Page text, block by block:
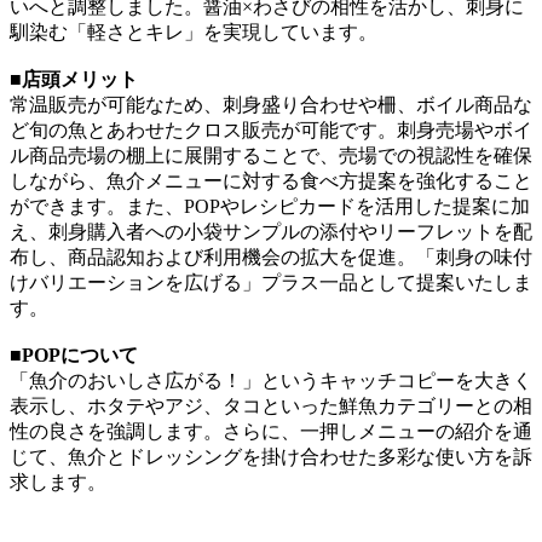
いへと調整しました。醤油×わさびの相性を活かし、刺身に
馴染む「軽さとキレ」を実現しています。
■店頭メリット
常温販売が可能なため、刺身盛り合わせや柵、ボイル商品な
ど旬の魚とあわせたクロス販売が可能です。刺身売場やボイ
ル商品売場の棚上に展開することで、売場での視認性を確保
しながら、魚介メニューに対する食べ方提案を強化すること
ができます。また、POPやレシピカードを活用した提案に加
え、刺身購入者への小袋サンプルの添付やリーフレットを配
布し、商品認知および利用機会の拡大を促進。「刺身の味付
けバリエーションを広げる」プラス一品として提案いたしま
す。
■POPについて
「魚介のおいしさ広がる！」というキャッチコピーを大きく
表示し、ホタテやアジ、タコといった鮮魚カテゴリーとの相
性の良さを強調します。さらに、一押しメニューの紹介を通
じて、魚介とドレッシングを掛け合わせた多彩な使い方を訴
求します。